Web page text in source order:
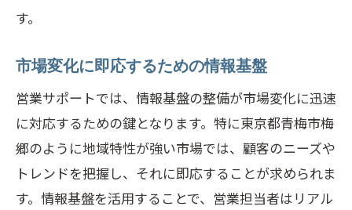
す。
市場変化に即応するための情報基盤
営業サポートでは、情報基盤の整備が市場変化に迅速
に対応するための鍵となります。特に東京都青梅市梅
郷のように地域特性が強い市場では、顧客のニーズや
トレンドを把握し、それに即応することが求められま
す。情報基盤を活用することで、営業担当者はリアル